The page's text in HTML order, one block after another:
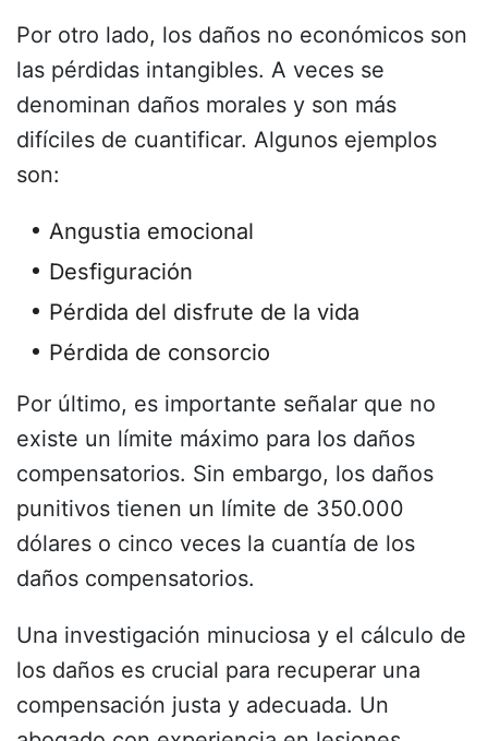
Por otro lado, los daños no económicos son
las pérdidas intangibles. A veces se
denominan daños morales y son más
difíciles de cuantificar. Algunos ejemplos
son:
Angustia emocional
Desfiguración
Pérdida del disfrute de la vida
Pérdida de consorcio
Por último, es importante señalar que no
existe un límite máximo para los daños
compensatorios. Sin embargo, los daños
punitivos tienen un límite de 350.000
dólares o cinco veces la cuantía de los
daños compensatorios.
Una investigación minuciosa y el cálculo de
los daños es crucial para recuperar una
compensación justa y adecuada. Un